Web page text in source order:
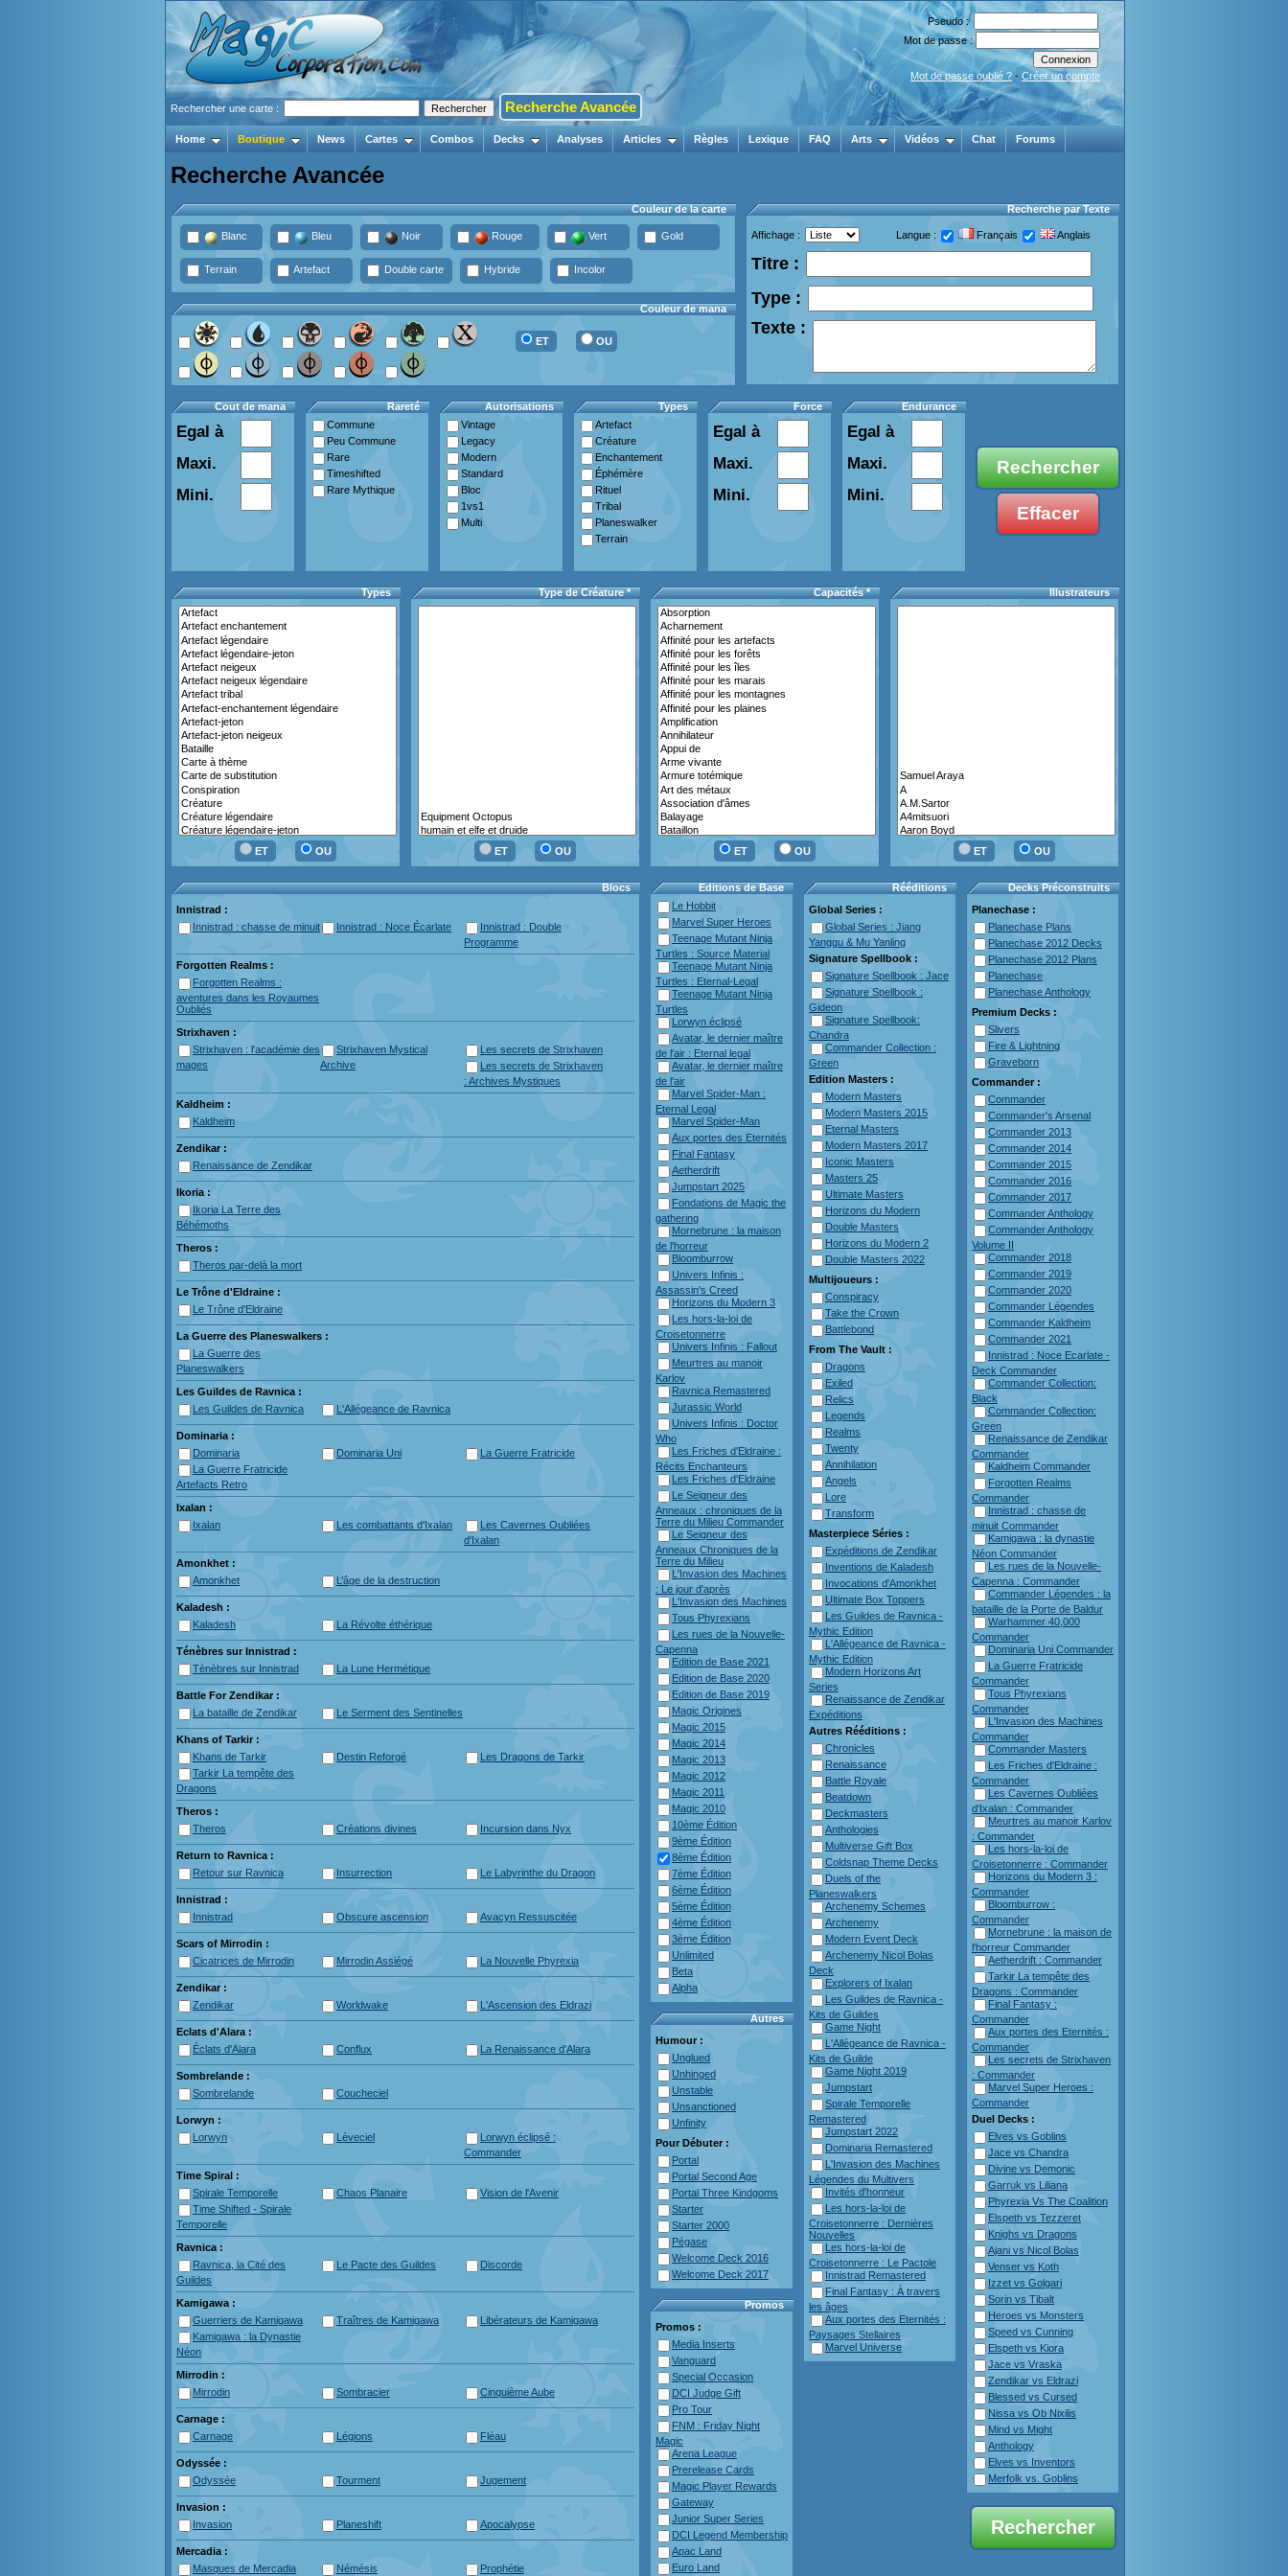
Pseudo :
Mot de passe :
Mot de passe oublié ? - Créer un compte
Rechercher une carte : Recherche Avancée
Home Boutique News Cartes Combos Decks Analyses Articles Règles Lexique FAQ Arts Vidéos Chat Forums
Recherche Avancée
Couleur de la carte
Blanc Bleu Noir Rouge Vert Gold
Terrain Artefact Double carte Hybride Incolor
Couleur de mana
ET OU
Recherche par Texte
Affichage : Langue : Français Anglais
Titre :
Type :
Texte :
Cout de mana
Egal à
Maxi.
Mini.
Rareté
Commune
Peu Commune
Rare
Timeshifted
Rare Mythique
Autorisations
Vintage
Legacy
Modern
Standard
Bloc
1vs1
Multi
Types
Artefact
Créature
Enchantement
Éphémère
Rituel
Tribal
Planeswalker
Terrain
Force
Egal à
Maxi.
Mini.
Endurance
Egal à
Maxi.
Mini.
Types
ET OU
Type de Créature *
ET OU
Capacités *
ET OU
Illustrateurs
ET OU
Blocs
Innistrad :
Innistrad : chasse de minuit
Innistrad : Noce Écarlate
Innistrad : Double
Programme
Forgotten Realms :
Forgotten Realms :
aventures dans les Royaumes
Oubliés
Strixhaven :
Strixhaven : l'académie des
mages
Strixhaven Mystical
Archive
Les secrets de Strixhaven
Les secrets de Strixhaven
: Archives Mystiques
Kaldheim :
Kaldheim
Zendikar :
Renaissance de Zendikar
Ikoria :
Ikoria La Terre des
Béhémoths
Theros :
Theros par-delà la mort
Le Trône d'Eldraine :
Le Trône d'Eldraine
La Guerre des Planeswalkers :
La Guerre des
Planeswalkers
Les Guildes de Ravnica :
Les Guildes de Ravnica
L'Allégeance de Ravnica
Dominaria :
Dominaria
Dominaria Uni
La Guerre Fratricide
La Guerre Fratricide
Artefacts Retro
Ixalan :
Ixalan
Les combattants d'Ixalan
Les Cavernes Oubliées
d'Ixalan
Amonkhet :
Amonkhet
L’âge de la destruction
Kaladesh :
Kaladesh
La Révolte éthérique
Ténèbres sur Innistrad :
Tènèbres sur Innistrad
La Lune Hermétique
Battle For Zendikar :
La bataille de Zendikar
Le Serment des Sentinelles
Khans of Tarkir :
Khans de Tarkir
Destin Reforgé
Les Dragons de Tarkir
Tarkir La tempête des
Dragons
Theros :
Theros
Créations divines Incursion dans Nyx
Return to Ravnica :
Retour sur Ravnica
Insurrection Le Labyrinthe du Dragon
Innistrad :
Innistrad
Obscure ascension Avacyn Ressuscitée
Scars of Mirrodin :
Cicatrices de Mirrodin
Mirrodin Assiégé La Nouvelle Phyrexia
Zendikar :
Zendikar
Worldwake L'Ascension des Eldrazi
Eclats d'Alara :
Éclats d'Alara
Conflux La Renaissance d'Alara
Sombrelande :
Sombrelande
Coucheciel
Lorwyn :
Lorwyn
Lèveciel
Lorwyn éclipsé :
Commander
Time Spiral :
Spirale Temporelle
Chaos Planaire
Vision de l'Avenir
Time Shifted - Spirale
Temporelle
Ravnica :
Ravnica, la Cité des
Guildes
Le Pacte des Guildes Discorde
Kamigawa :
Guerriers de Kamigawa
Traîtres de Kamigawa
Libérateurs de Kamigawa
Kamigawa : la Dynastie
Néon
Mirrodin :
Mirrodin
Sombracier Cinquième Aube
Carnage :
Carnage
Légions Fléau
Odyssée :
Odyssée
Tourment Jugement
Invasion :
Invasion
Planeshift Apocalypse
Mercadia :
Masques de Mercadia
Némésis Prophétie
Editions de Base
Le Hobbit
Marvel Super Heroes
Teenage Mutant Ninja
Turtles : Source Material
Teenage Mutant Ninja
Turtles : Eternal-Legal
Teenage Mutant Ninja
Turtles
Lorwyn éclipsé
Avatar, le dernier maître
de l'air : Eternal legal
Avatar, le dernier maître
de l'air
Marvel Spider-Man :
Eternal Legal
Marvel Spider-Man
Aux portes des Eternités
Final Fantasy
Aetherdrift
Jumpstart 2025
Fondations de Magic the
gathering
Mornebrune : la maison
de l'horreur
Bloomburrow
Univers Infinis :
Assassin's Creed
Horizons du Modern 3
Les hors-la-loi de
Croisetonnerre
Univers Infinis : Fallout
Meurtres au manoir
Karlov
Ravnica Remastered
Jurassic World
Univers Infinis : Doctor
Who
Les Friches d'Eldraine :
Récits Enchanteurs
Les Friches d'Eldraine
Le Seigneur des
Anneaux : chroniques de la
Terre du Milieu Commander
Le Seigneur des
Anneaux Chroniques de la
Terre du Milieu
L'Invasion des Machines
: Le jour d'après
L'Invasion des Machines
Tous Phyrexians
Les rues de la Nouvelle-
Capenna
Edition de Base 2021
Edition de Base 2020
Edition de Base 2019
Magic Origines
Magic 2015
Magic 2014
Magic 2013
Magic 2012
Magic 2011
Magic 2010
10ème Édition
9ème Édition
8ème Édition
7ème Édition
6ème Édition
5ème Édition
4ème Édition
3ème Édition
Unlimited
Beta
Alpha
Autres
Humour :
Unglued
Unhinged
Unstable
Unsanctioned
Unfinity
Pour Débuter :
Portal
Portal Second Age
Portal Three Kindgoms
Starter
Starter 2000
Pégase
Welcome Deck 2016
Welcome Deck 2017
Promos
Promos :
Media Inserts
Vanguard
Special Occasion
DCI Judge Gift
Pro Tour
FNM : Friday Night
Magic
Arena League
Prerelease Cards
Magic Player Rewards
Gateway
Junior Super Series
DCI Legend Membership
Apac Land
Euro Land
Rééditions
Global Series :
Global Series : Jiang
Yanggu & Mu Yanling
Signature Spellbook :
Signature Spellbook : Jace
Signature Spellbook :
Gideon
Signature Spellbook:
Chandra
Commander Collection :
Green
Edition Masters :
Modern Masters
Modern Masters 2015
Eternal Masters
Modern Masters 2017
Iconic Masters
Masters 25
Ultimate Masters
Horizons du Modern
Double Masters
Horizons du Modern 2
Double Masters 2022
Multijoueurs :
Conspiracy
Take the Crown
Battlebond
From The Vault :
Dragons
Exiled
Relics
Legends
Realms
Twenty
Annihilation
Angels
Lore
Transform
Masterpiece Séries :
Expéditions de Zendikar
Inventions de Kaladesh
Invocations d'Amonkhet
Ultimate Box Toppers
Les Guildes de Ravnica -
Mythic Edition
L'Allégeance de Ravnica -
Mythic Edition
Modern Horizons Art
Series
Renaissance de Zendikar
Expéditions
Autres Rééditions :
Chronicles
Renaissance
Battle Royale
Beatdown
Deckmasters
Anthologies
Multiverse Gift Box
Coldsnap Theme Decks
Duels of the
Planeswalkers
Archenemy Schemes
Archenemy
Modern Event Deck
Archenemy Nicol Bolas
Deck
Explorers of Ixalan
Les Guildes de Ravnica -
Kits de Guildes
Game Night
L'Allégeance de Ravnica -
Kits de Guilde
Game Night 2019
Jumpstart
Spirale Temporelle
Remastered
Jumpstart 2022
Dominaria Remastered
L'Invasion des Machines
Légendes du Multivers
Invités d'honneur
Les hors-la-loi de
Croisetonnerre : Dernières
Nouvelles
Les hors-la-loi de
Croisetonnerre : Le Pactole
Innistrad Remastered
Final Fantasy : À travers
les âges
Aux portes des Eternités :
Paysages Stellaires
Marvel Universe
Decks Préconstruits
Planechase :
Planechase Plans
Planechase 2012 Decks
Planechase 2012 Plans
Planechase
Planechase Anthology
Premium Decks :
Slivers
Fire & Lightning
Graveborn
Commander :
Commander
Commander's Arsenal
Commander 2013
Commander 2014
Commander 2015
Commander 2016
Commander 2017
Commander Anthology
Commander Anthology
Volume II
Commander 2018
Commander 2019
Commander 2020
Commander Légendes
Commander Kaldheim
Commander 2021
Innistrad : Noce Ecarlate -
Deck Commander
Commander Collection:
Black
Commander Collection:
Green
Renaissance de Zendikar
Commander
Kaldheim Commander
Forgotten Realms
Commander
Innistrad : chasse de
minuit Commander
Kamigawa : la dynastie
Néon Commander
Les rues de la Nouvelle-
Capenna : Commander
Commander Légendes : la
bataille de la Porte de Baldur
Warhammer 40,000
Commander
Dominaria Uni Commander
La Guerre Fratricide
Commander
Tous Phyrexians
Commander
L'Invasion des Machines
Commander
Commander Masters
Les Friches d'Eldraine :
Commander
Les Cavernes Oubliées
d'Ixalan : Commander
Meurtres au manoir Karlov
: Commander
Les hors-la-loi de
Croisetonnerre : Commander
Horizons du Modern 3 :
Commander
Bloomburrow :
Commander
Mornebrune : la maison de
l'horreur Commander
Aetherdrift : Commander
Tarkir La tempête des
Dragons : Commander
Final Fantasy :
Commander
Aux portes des Eternités :
Commander
Les secrets de Strixhaven
: Commander
Marvel Super Heroes :
Commander
Duel Decks :
Elves vs Goblins
Jace vs Chandra
Divine vs Demonic
Garruk vs Liliana
Phyrexia Vs The Coalition
Elspeth vs Tezzeret
Knighs vs Dragons
Ajani vs Nicol Bolas
Venser vs Koth
Izzet vs Golgari
Sorin vs Tibalt
Heroes vs Monsters
Speed vs Cunning
Elspeth vs Kiora
Jace vs Vraska
Zendikar vs Eldrazi
Blessed vs Cursed
Nissa vs Ob Nixilis
Mind vs Might
Anthology
Elves vs Inventors
Merfolk vs. Goblins